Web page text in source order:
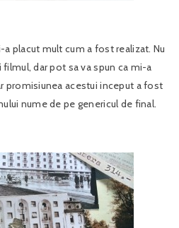
a placut mult cum a fost realizat. Nu
dar pot sa va spun ca mi-a
promisiunea acestui inceput a fost
nume de pe genericul de final.